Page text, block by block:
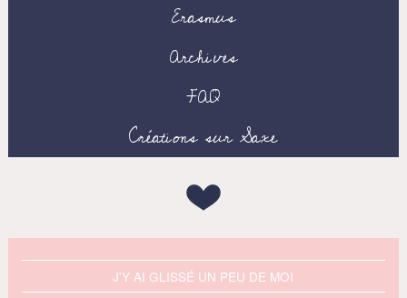
Erasmus
Archives
FAQ
Créations sur Saxe
J'Y AI GLISSÉ UN PEU DE MOI